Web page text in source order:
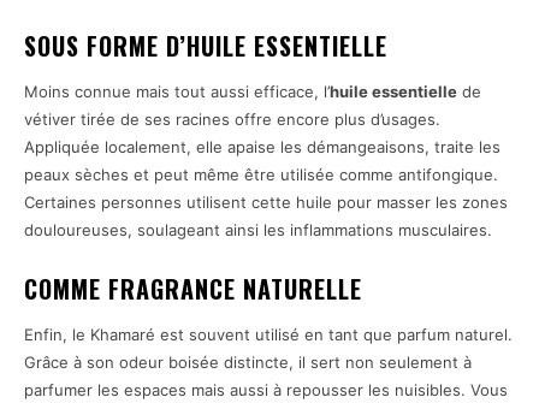
SOUS FORME D’HUILE ESSENTIELLE
Moins connue mais tout aussi efficace, l’huile essentielle de
vétiver tirée de ses racines offre encore plus d’usages.
Appliquée localement, elle apaise les démangeaisons, traite les
peaux sèches et peut même être utilisée comme antifongique.
Certaines personnes utilisent cette huile pour masser les zones
douloureuses, soulageant ainsi les inflammations musculaires.
COMME FRAGRANCE NATURELLE
Enfin, le Khamaré est souvent utilisé en tant que parfum naturel.
Grâce à son odeur boisée distincte, il sert non seulement à
parfumer les espaces mais aussi à repousser les nuisibles. Vous